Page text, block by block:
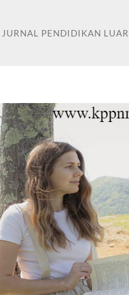
PENDIDIKAN LUAR